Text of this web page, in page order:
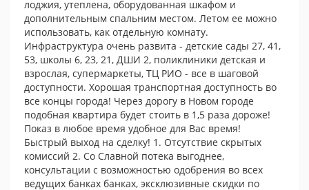
лоджия, утеплена, оборудованная шкафом и
дополнительным спальним местом. Летом ее можно
использовать, как отдельную комнату.
Инфраструктура очень развита - детские сады 27, 41,
53, школы 6, 23, 21, ДШИ 2, поликлиники детская и
взрослая, супермаркеты, ТЦ РИО - все в шаговой
доступности. Хорошая транспортная доступность во
все концы города! Через дорогу в Новом городе
подобная квартира будет стоить в 1,5 раза дороже!
Показ в любое время удобное для Вас время!
Быстрый выход на сделку! 1. Отсутствие скрытых
комиссий 2. Со Славной потека выгоднее,
консультации с возможностью одобрения во всех
ведущих банках банках, эксклюзивные скидки по